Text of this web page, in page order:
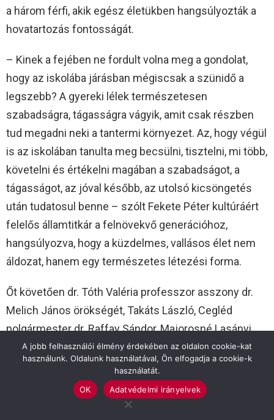
a három férfi, akik egész életükben hangsúlyozták a
hovatartozás fontosságát.
– Kinek a fejében ne fordult volna meg a gondolat,
hogy az iskolába járásban mégiscsak a szünidő a
legszebb? A gyereki lélek természetesen
szabadságra, tágasságra vágyik, amit csak részben
tud megadni neki a tantermi környezet. Az, hogy végül
is az iskolában tanulta meg becsülni, tisztelni, mi több,
követelni és értékelni magában a szabadságot, a
tágasságot, az jóval később, az utolsó kicsöngetés
után tudatosul benne – szólt Fekete Péter kultúráért
felelős államtitkár a felnövekvő generációhoz,
hangsúlyozva, hogy a küzdelmes, vallásos élet nem
áldozat, hanem egy természetes létezési forma.
Őt követően dr. Tóth Valéria professzor asszony dr.
Melich János örökségét, Takáts László, Cegléd
polgármester dr. Raffay Sándor, Majorosné Lasányi
Ágnes felügyelő asszony pedig Boczkó Dániel
tevékenységét méltatta.
Legvégül az ötletgazda, Pécsváradi Antal összegző
A jobb felhasználói élmény érdekében az oldalon cookie-kat
használunk. Oldalunk használatával, Ön elfogadja a cookie-k
használatát.
OK
Adatvédelmi irányelvek